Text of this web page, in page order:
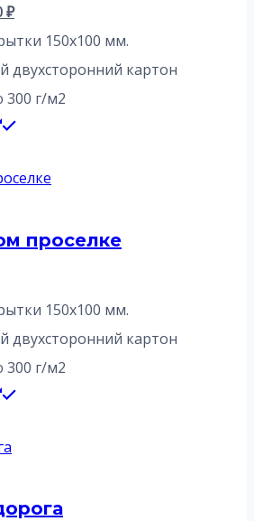
₽.
₽Текущая
цена:
13,00 ₽.
150х100 мм.
двухсторонний картон
300 г/м2
проселке
150х100 мм.
двухсторонний картон
300 г/м2